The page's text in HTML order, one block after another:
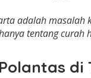
adalah masalah
tentang curah
di